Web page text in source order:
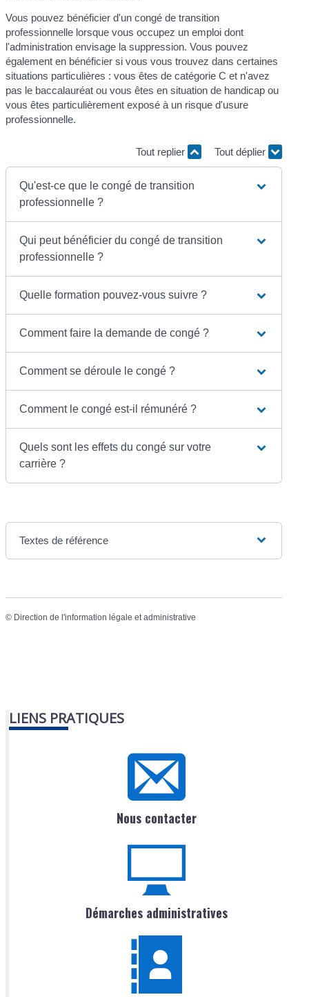
Vous pouvez bénéficier d'un congé de transition
professionnelle lorsque vous occupez un emploi dont
l'administration envisage la suppression. Vous pouvez
également en bénéficier si vous vous trouvez dans certaines
situations particulières : vous êtes de catégorie C et n'avez
pas le baccalauréat ou vous êtes en situation de handicap ou
vous êtes particulièrement exposé à un risque d'usure
professionnelle.
Tout replier Tout déplier
Qu'est-ce que le congé de transition
professionnelle ?
Qui peut bénéficier du congé de transition
professionnelle ?
Quelle formation pouvez-vous suivre ?
Comment faire la demande de congé ?
Comment se déroule le congé ?
Comment le congé est-il rémunéré ?
Quels sont les effets du congé sur votre
carrière ?
Textes de référence
© Direction de l'information légale et administrative
LIENS PRATIQUES
Nous contacter
Démarches administratives